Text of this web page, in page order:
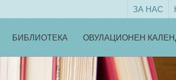
ЗА НАС
БИБЛИОТЕКА ОВУЛАЦИОНЕН